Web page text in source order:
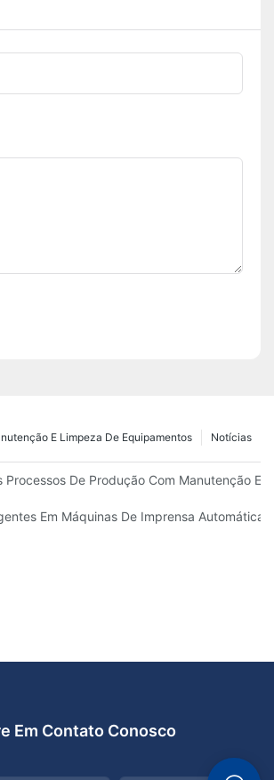
Notícias
E Limpeza De Equipamentos
Processos De Produção Com Manutenção
Em Máquinas De Imprensa
Em Contato Conosco